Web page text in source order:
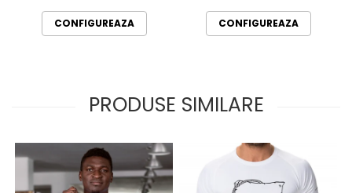
CONFIGUREAZA CONFIGUREAZA
PRODUSE SIMILARE